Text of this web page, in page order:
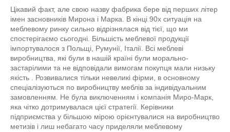
Цікавий факт, але свою назву фабрика бере від перших літер
імен засновників Мирона і Марка. В кінці 90х ситуація на
меблевому ринку сильно відрізнялася від тієї, що ми
спостерігаємо сьогодні. Більшість меблевої продукції
імпортувалося з Польщі, Румунії, Італії. Всі меблеві
виробництва, які були в нашій країні були морально-
застарілими та не відповідали вимогам покупця мали низьку
якість . Розвивалися тільки невеликі фірми, в основному
спеціалізуються по виробництву меблів за індивідуальним
замовленням. Не була виключенням і компанія Миро-Марк,
яка чітко дотримувалася цієї стратегії. Керівники
підприємства у більшою мірою орієнтувалися на виробництво
метизів і лиш небагато часу приделяли меблевому